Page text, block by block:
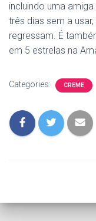
incluindo uma
três dias sem a
regressam. É
em 5 estrelas na
Categories: CREME